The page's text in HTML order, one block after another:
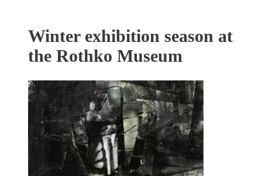
Winter exhibition season at
the Rothko Museum